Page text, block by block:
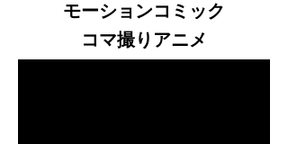
モーションコミック
コマ撮りアニメ